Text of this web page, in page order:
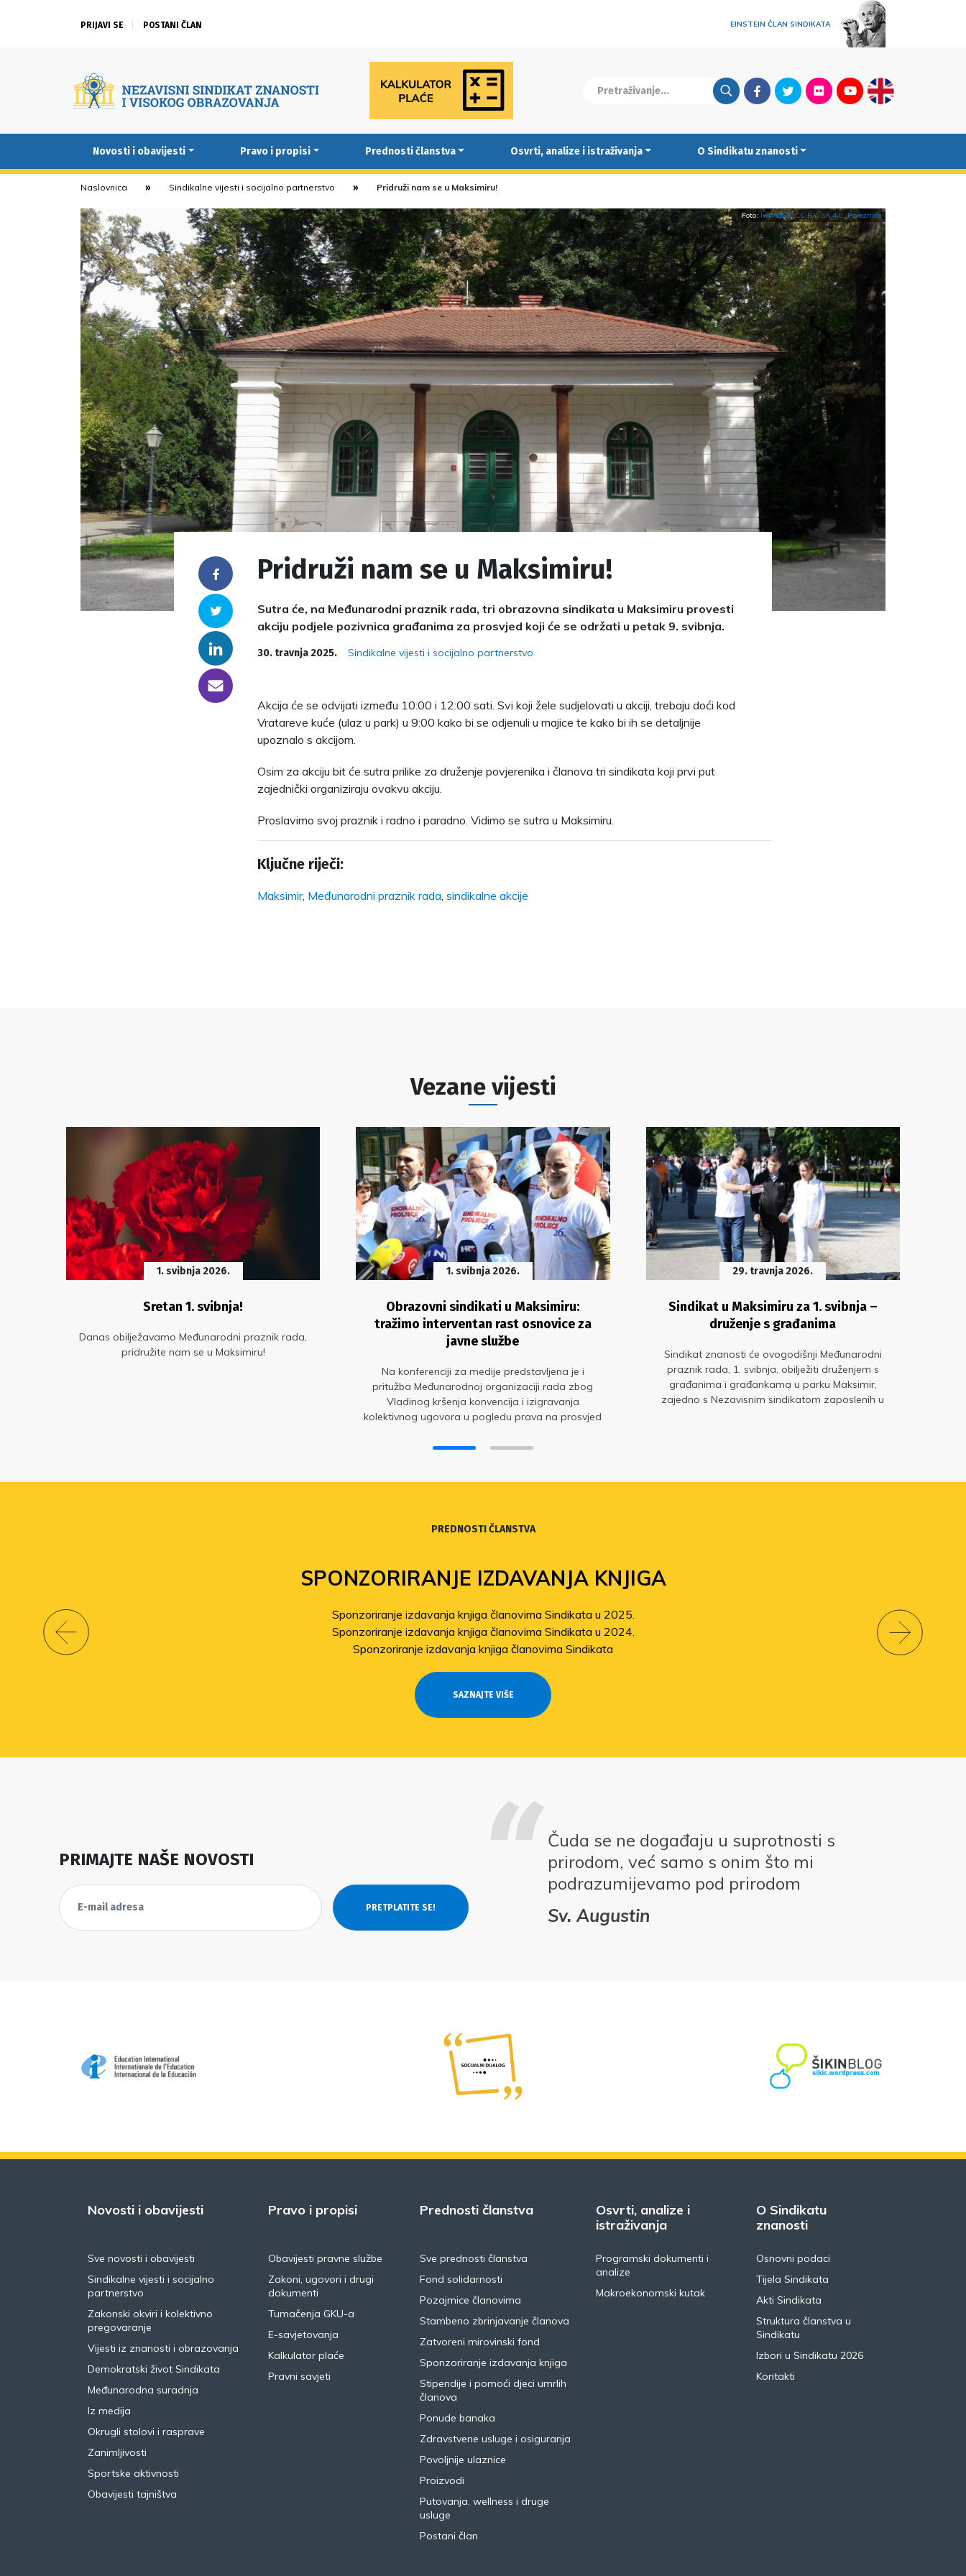
PRIJAVI SE POSTANI ČLAN EINSTEIN ČLAN SINDIKATA
FacebookTwitterFlickrYoutubeEnglish
Novosti i obavijesti Pravo i propisi Prednosti članstva Osvrti, analize i istraživanja O Sindikatu znanosti
Naslovnica Sindikalne vijesti i socijalno partnerstvo Pridruži nam se u Maksimiru!
Foto: Iva Ag88,CC BY-SA 4.0,Poveznica
Facebook
Twitter
Linkedin
someone@yoursite.com
Pridruži nam se u Maksimiru!
Sutra će, na Međunarodni praznik rada, tri obrazovna sindikata u Maksimiru provesti
akciju podjele pozivnica građanima za prosvjed koji će se održati u petak 9. svibnja.
30. travnja 2025. Sindikalne vijesti i socijalno partnerstvo
Akcija će se odvijati između 10:00 i 12:00 sati. Svi koji žele sudjelovati u akciji, trebaju doći kod
Vratareve kuće (ulaz u park) u 9:00 kako bi se odjenuli u majice te kako bi ih se detaljnije
upoznalo s akcijom.
Osim za akciju bit će sutra prilike za druženje povjerenika i članova tri sindikata koji prvi put
zajednički organiziraju ovakvu akciju.
Proslavimo svoj praznik i radno i paradno. Vidimo se sutra u Maksimiru.
Ključne riječi:
Maksimir, Međunarodni praznik rada, sindikalne akcije
Vezane vijesti
1. svibnja 2026.
Sretan 1. svibnja!
Danas obilježavamo Međunarodni praznik rada,
pridružite nam se u Maksimiru!
1. svibnja 2026.
Obrazovni sindikati u Maksimiru:
tražimo interventan rast osnovice za
javne službe
Na konferenciji za medije predstavljena je i
pritužba Međunarodnoj organizaciji rada zbog
Vladinog kršenja konvencija i izigravanja
kolektivnog ugovora u pogledu prava na prosvjed
29. travnja 2026.
Sindikat u Maksimiru za 1. svibnja –
druženje s građanima
Sindikat znanosti će ovogodišnji Međunarodni
praznik rada, 1. svibnja, obilježiti druženjem s
građanima i građankama u parku Maksimir,
zajedno s Nezavisnim sindikatom zaposlenih u
PREDNOSTI ČLANSTVA
SPONZORIRANJE IZDAVANJA KNJIGA
Sponzoriranje izdavanja knjiga članovima Sindikata u 2025.
Sponzoriranje izdavanja knjiga članovima Sindikata u 2024.
Sponzoriranje izdavanja knjiga članovima Sindikata
SAZNAJTE VIŠE
PRIMAJTE NAŠE NOVOSTI
Čuda se ne događaju u suprotnosti s
prirodom, već samo s onim što mi
podrazumijevamo pod prirodom
Sv. Augustin
Novosti i obavijesti
Sve novosti i obavijesti
Sindikalne vijesti i socijalno
partnerstvo
Zakonski okviri i kolektivno
pregovaranje
Vijesti iz znanosti i obrazovanja
Demokratski život Sindikata
Međunarodna suradnja
Iz medija
Okrugli stolovi i rasprave
Zanimljivosti
Sportske aktivnosti
Obavijesti tajništva
Pravo i propisi
Obavijesti pravne službe
Zakoni, ugovori i drugi
dokumenti
Tumačenja GKU-a
E-savjetovanja
Kalkulator plaće
Pravni savjeti
Prednosti članstva
Sve prednosti članstva
Fond solidarnosti
Pozajmice članovima
Stambeno zbrinjavanje članova
Zatvoreni mirovinski fond
Sponzoriranje izdavanja knjiga
Stipendije i pomoći djeci umrlih
članova
Ponude banaka
Zdravstvene usluge i osiguranja
Povoljnije ulaznice
Proizvodi
Putovanja, wellness i druge
usluge
Postani član
Osvrti, analize i
istraživanja
Programski dokumenti i
analize
Makroekonomski kutak
O Sindikatu
znanosti
Osnovni podaci
Tijela Sindikata
Akti Sindikata
Struktura članstva u
Sindikatu
Izbori u Sindikatu 2026
Kontakti